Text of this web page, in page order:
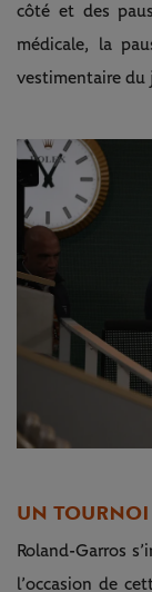
côté et des
médicale, la
vestimentaire du
UN
Roland-Garros
l’occasion de